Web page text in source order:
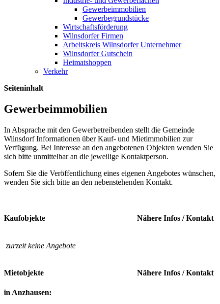
Gewerbeimmobilien
Gewerbegrundstücke
Wirtschaftsförderung
Wilnsdorfer Firmen
Arbeitskreis Wilnsdorfer Unternehmer
Wilnsdorfer Gutschein
Heimatshoppen
Verkehr
Seiteninhalt
Gewerbeimmobilien
In Absprache mit den Gewerbetreibenden stellt die Gemeinde
Wilnsdorf Informationen über Kauf- und Mietimmobilien zur
Verfügung. Bei Interesse an den angebotenen Objekten wenden Sie
sich bitte unmittelbar an die jeweilige Kontaktperson.
Sofern Sie die Veröffentlichung eines eigenen Angebotes wünschen,
wenden Sie sich bitte an den nebenstehenden Kontakt.
Kaufobjekte Nähere Infos / Kontakt
zurzeit keine Angebote
Mietobjekte Nähere Infos / Kontakt
in Anzhausen: